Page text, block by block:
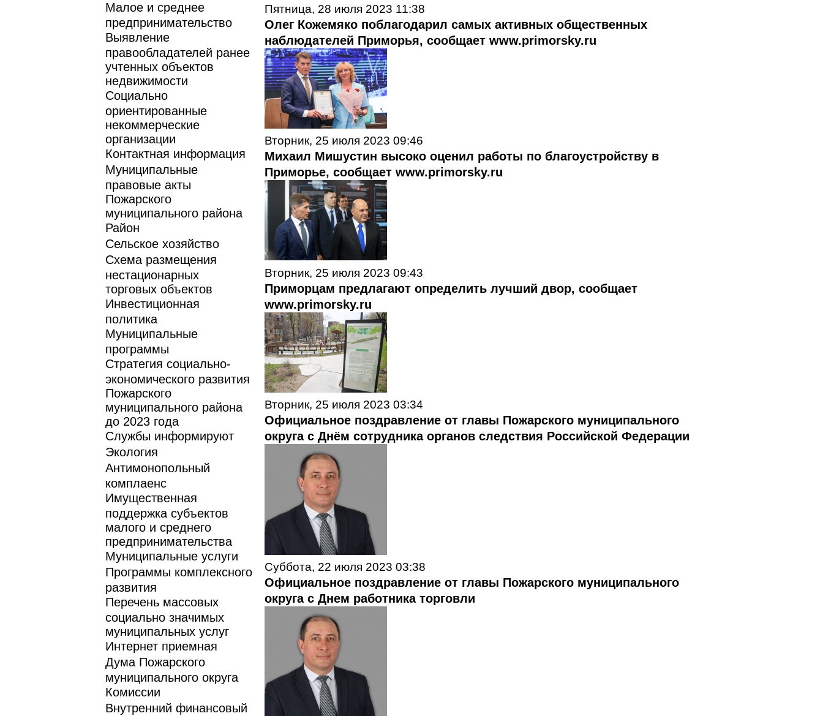
Малое и среднее
предпринимательство
Выявление
правообладателей ранее
учтенных объектов
недвижимости
Социально
ориентированные
некоммерческие
организации
Контактная информация
Муниципальные
правовые акты
Пожарского
муниципального района
Район
Сельское хозяйство
Схема размещения
нестационарных
торговых объектов
Инвестиционная
политика
Муниципальные
программы
Стратегия социально-
экономического развития
Пожарского
муниципального района
до 2023 года
Службы информируют
Экология
Антимонопольный
комплаенс
Имущественная
поддержка субъектов
малого и среднего
предпринимательства
Муниципальные услуги
Программы комплексного
развития
Перечень массовых
социально значимых
муниципальных услуг
Интернет приемная
Дума Пожарского
муниципального округа
Комиссии
Внутренний финансовый
Пятница, 28 июля 2023 11:38
Олег Кожемяко поблагодарил самых активных общественных
наблюдателей Приморья, сообщает www.primorsky.ru
Вторник, 25 июля 2023 09:46
Михаил Мишустин высоко оценил работы по благоустройству в
Приморье, сообщает www.primorsky.ru
Вторник, 25 июля 2023 09:43
Приморцам предлагают определить лучший двор, сообщает
www.primorsky.ru
Вторник, 25 июля 2023 03:34
Официальное поздравление от главы Пожарского муниципального
округа с Днём сотрудника органов следствия Российской Федерации
Суббота, 22 июля 2023 03:38
Официальное поздравление от главы Пожарского муниципального
округа с Днем работника торговли